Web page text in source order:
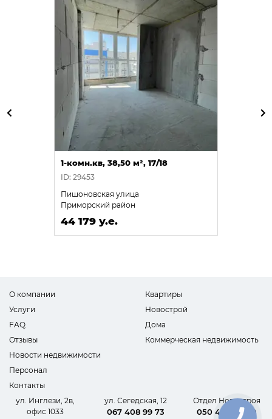
1-комн.кв, 38,50 м², 17/18
ID: 29453
Пишоновская улица
Приморский район
44 179 у.е.
О компании
Услуги
FAQ
Отзывы
Новости недвижимости
Персонал
Контакты
Квартиры
Новострой
Дома
Коммерческая недвижимость
ул. Инглези, 2в,
офис 1033
ул. Сегедская, 12
067 408 99 73
Отдел Новостроя
050 440 62 09
КНОПКА